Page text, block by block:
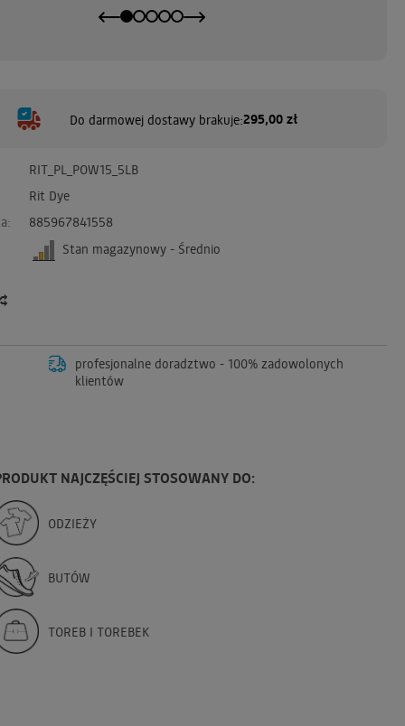
Do darmowej dostawy brakuje:295,00 zł
RIT_PL_POW15_5LB
Rit Dye
885967841558
Stan magazynowy - Średnio
profesjonalne doradztwo - 100% zadowolonych
klientów
NAJCZĘŚCIEJ STOSOWANY DO:
ODZIEŻY
BUTÓW
TOREB I TOREBEK